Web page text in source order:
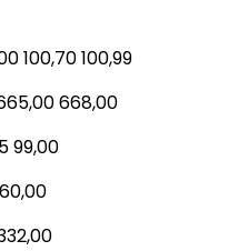
100,70 100,99
668,00
99,00